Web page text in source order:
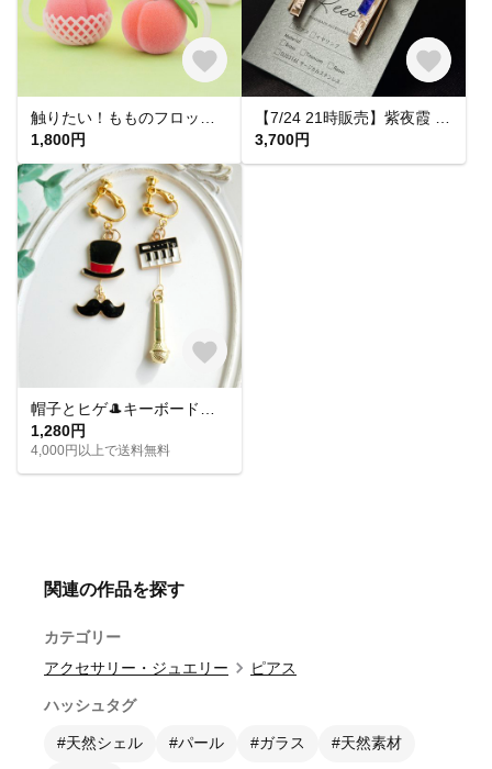
1,800円
3,700円
1,280円
4,000円以上で送料無料
関連の作品を探す
カテゴリー
アクセサリー・ジュエリー
ピアス
ハッシュタグ
#天然シェル #パール #ガラス #天然素材